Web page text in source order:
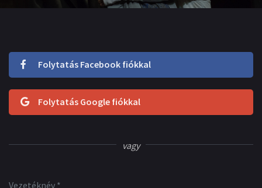
Folytatás Facebook fiókkal
Folytatás Google fiókkal
vagy